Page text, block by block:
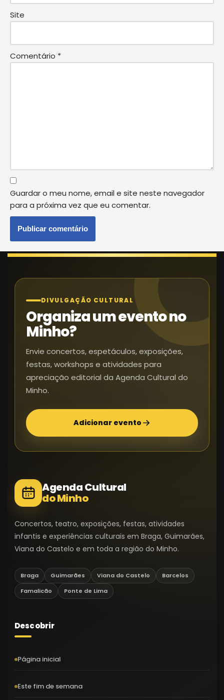
Site
Comentário *
Guardar o meu nome, email e site neste navegador
para a próxima vez que eu comentar.
DIVULGAÇÃO CULTURAL
Organiza um evento no
Minho?
Envie concertos, espetáculos, exposições,
festas, workshops e atividades para
apreciação editorial da Agenda Cultural do
Minho.
Adicionar evento
Agenda Cultural
do Minho
Concertos, teatro, exposições, festas, atividades
infantis e experiências culturais em Braga, Guimarães,
Viana do Castelo e em toda a região do Minho.
Braga Guimarães Viana do Castelo
Barcelos
Famalicão
Ponte de Lima
Descobrir
Página inicial
Este fim de semana